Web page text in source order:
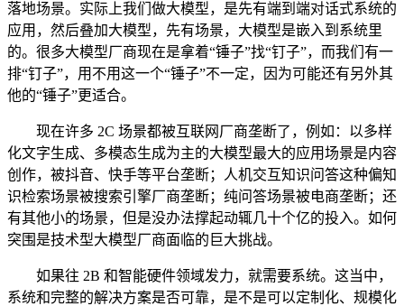
落地场景。实际上我们做大模型，是先有端到端对话式系统的
应用，然后叠加大模型，先有场景，大模型是嵌入到系统里
的。很多大模型厂商现在是拿着“锤子”找“钉子”，而我们有一
排“钉子”，用不用这一个“锤子”不一定，因为可能还有另外其
他的“锤子”更适合。
现在许多 2C 场景都被互联网厂商垄断了，例如：以多样
化文字生成、多模态生成为主的大模型最大的应用场景是内容
创作，被抖音、快手等平台垄断；人机交互知识问答这种偏知
识检索场景被搜索引擎厂商垄断；纯问答场景被电商垄断；还
有其他小的场景，但是没办法撑起动辄几十个亿的投入。如何
突围是技术型大模型厂商面临的巨大挑战。
如果往 2B 和智能硬件领域发力，就需要系统。这当中，
系统和完整的解决方案是否可靠，是不是可以定制化、规模化